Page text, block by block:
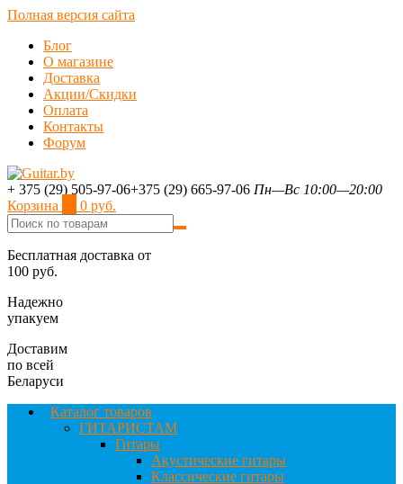
Полная версия сайта
Блог
О магазине
Доставка
Акции/Скидки
Оплата
Контакты
Форум
+ 375 (29) 505-97-06+375 (29) 665-97-06 Пн—Вс 10:00—20:00
Корзина
0 руб.
Бесплатная доставка от
100 руб.
Надежно
упакуем
Доставим
по всей
Беларуси
Каталог товаров
ГИТАРИСТАМ
Гитары
Акустические гитары
Классические гитары